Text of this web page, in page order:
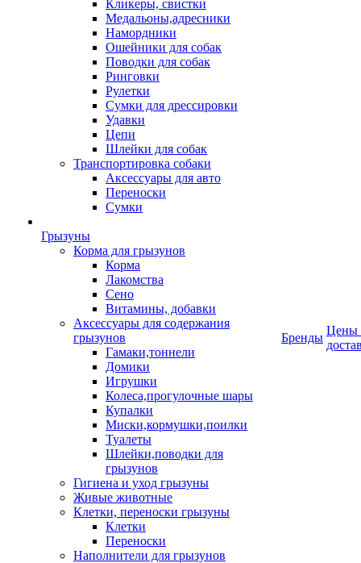
Кликеры, свистки
Медальоны,адресники
Намордники
Ошейники для собак
Поводки для собак
Ринговки
Рулетки
Сумки для дрессировки
Удавки
Цепи
Шлейки для собак
Транспортировка собаки
Аксессуары для авто
Переноски
Сумки
Грызуны
Корма для грызунов
Корма
Лакомства
Сено
Витамины, добавки
Аксессуары для содержания
грызунов
Гамаки,тоннели
Домики
Игрушки
Колеса,прогулочные шары
Купалки
Миски,кормушки,поилки
Туалеты
Шлейки,поводки для
грызунов
Гигиена и уход грызуны
Живые животные
Клетки, переноски грызуны
Клетки
Переноски
Наполнители для грызунов
Бренды
Цены